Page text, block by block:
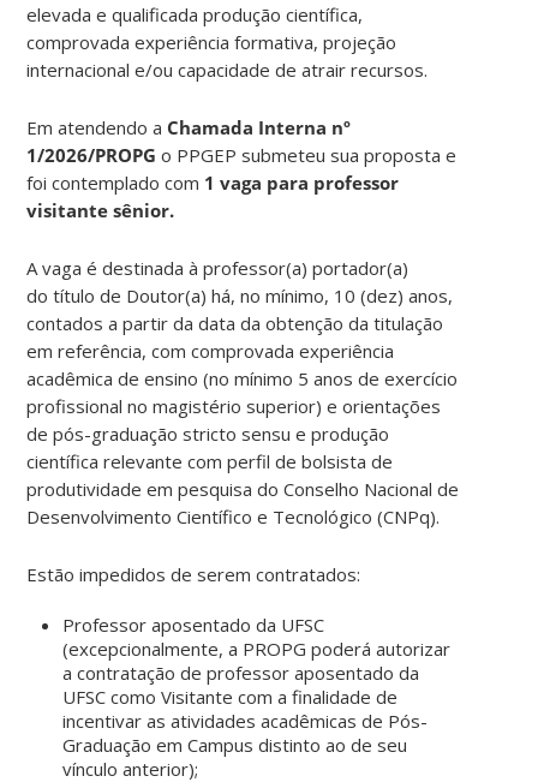
elevada e qualificada produção científica,
comprovada experiência formativa, projeção
internacional e/ou capacidade de atrair recursos.
Em atendendo a Chamada Interna nº
1/2026/PROPG o PPGEP submeteu sua proposta e
foi contemplado com 1 vaga para professor
visitante sênior.
A vaga é destinada à professor(a) portador(a)
dotítulo de Doutor(a) há, no mínimo, 10 (dez) anos,
contados a partir da data da obtenção da titulação
em referência, com comprovada experiência
acadêmica de ensino (no mínimo 5 anos de exercício
profissional no magistério superior) e orientações
de pós-graduaçãostricto sensue produção
científica relevante com perfil de bolsista de
produtividade em pesquisa do Conselho Nacional de
Desenvolvimento Científico e Tecnológico(CNPq).
Estão impedidos de serem contratados:
Professor aposentado da UFSC
(excepcionalmente, a PROPG poderá autorizar
a contratação de professor aposentado da
UFSC como Visitante com a finalidade de
incentivar as atividades acadêmicas de Pós-
Graduação em Campus distinto ao de seu
vínculo anterior);